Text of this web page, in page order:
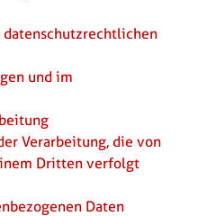
und im
Verarbeitung, die von
Dritten verfolgt
Daten